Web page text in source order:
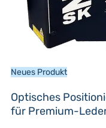
Neues Produkt
Optisches
für Premium-